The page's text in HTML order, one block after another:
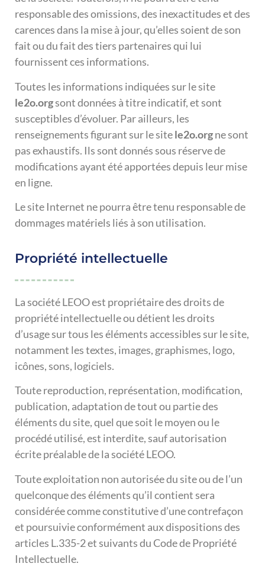
responsable des omissions, des inexactitudes et des
carences dans la mise à jour, qu’elles soient de son
fait ou du fait des tiers partenaires qui lui
fournissent ces informations.
Toutes les informations indiquées sur le site
le2o.orgsont données à titre indicatif, et sont
susceptibles d’évoluer. Par ailleurs, les
renseignements figurant sur le sitele2o.orgne sont
pas exhaustifs. Ils sont donnés sous réserve de
modifications ayant été apportées depuis leur mise
en ligne.
Le site Internet ne pourra être tenu responsable de
dommages matériels liés à son utilisation.
Propriété intellectuelle
La société LEOO est propriétaire des droits de
propriété intellectuelle ou détient les droits
d’usage sur tous les éléments accessibles sur le site,
notamment les textes, images, graphismes, logo,
icônes, sons, logiciels.
Toute reproduction, représentation, modification,
publication, adaptation de tout ou partie des
éléments du site, quel que soit le moyen ou le
procédé utilisé, est interdite, sauf autorisation
écrite préalable de la société LEOO.
Toute exploitation non autorisée du site ou de l’un
quelconque des éléments qu’il contient sera
considérée comme constitutive d’une contrefaçon
et poursuivie conformément aux dispositions des
articles L.335-2 et suivants du Code de Propriété
Intellectuelle.